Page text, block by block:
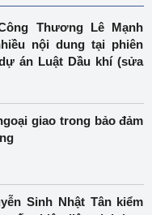
Thương Lê Mạnh
nội dung tại phiên
án Luật Dầu khí (sửa
giao trong bảo đảm
Sinh Nhật Tân kiểm